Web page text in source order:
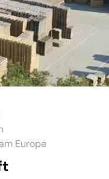
Europe